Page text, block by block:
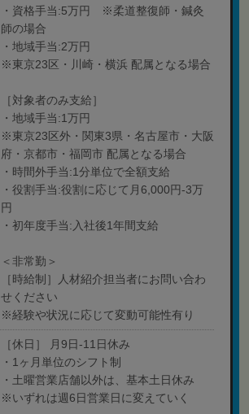
・資格手当:5万円 ※柔道整復師・鍼灸
師の場合
・地域手当:2万円
※東京23区・川崎・横浜 配属となる場合
［対象者のみ支給］
・地域手当:1万円
※東京23区外・関東3県・名古屋市・大阪
府・京都市・福岡市 配属となる場合
・時間外手当:1分単位で全額支給
・役割手当:役割に応じて月6,000円-3万
円
・初年度手当:入社後1年間支給
＜非常勤＞
［時給制］人材紹介担当者にお問い合わ
せください
※経験や状況に応じて変動可能性有り
［休日］ 月9日-11日休み
・1ヶ月単位のシフト制
・土曜営業店舗以外は、基本土日休み
※いずれは週6日営業日に変えていく